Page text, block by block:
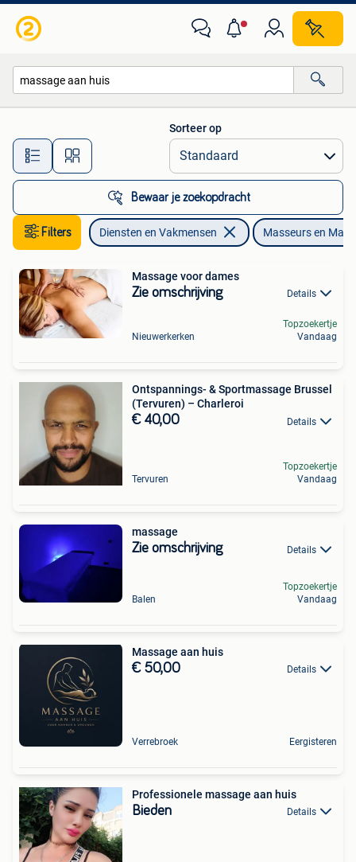
Alle afstanden…
Sorteer op
Bewaar je zoekopdracht
Filters Diensten en Vakmensen Masseurs en
Massage voor dames
Zie omschrijving Details
Nieuwerkerken
Topzoekertje
Vandaag
Ontspannings- & Sportmassage Brussel
(Tervuren) – Charleroi
€ 40,00 Details
Tervuren
Topzoekertje
Vandaag
massage
Zie omschrijving Details
Balen
Topzoekertje
Vandaag
Massage aan huis
€ 50,00 Details
Verrebroek Eergisteren
Professionele massage aan huis
Bieden Details